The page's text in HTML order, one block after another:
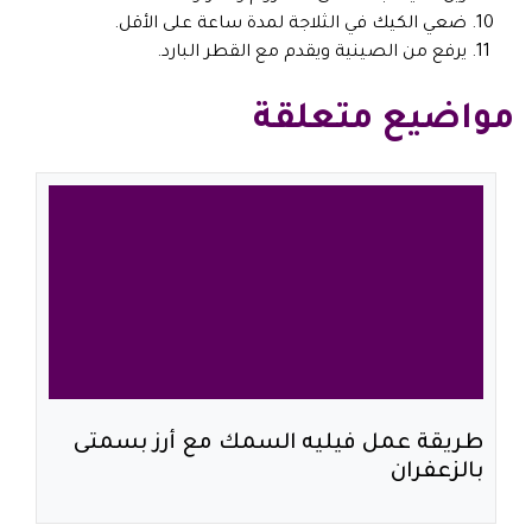
ضعي الكيك في الثلاجة لمدة ساعة على الأقل.
يرفع من الصينية ويقدم مع القطر البارد.
مواضيع متعلقة
طريقة عمل فيليه السمك مع أرز بسمتى
بالزعفران